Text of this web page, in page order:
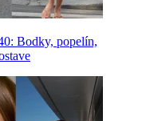
Bodky, popelín,